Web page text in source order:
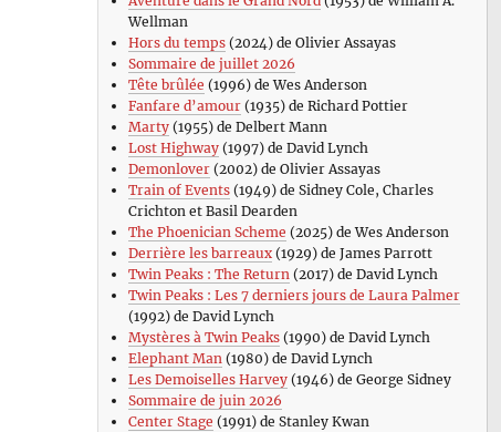
Wellman
Hors du temps(2024) de Olivier Assayas
Sommaire de juillet 2026
Tête brûlée (1996) de Wes Anderson
Fanfare d’amour(1935) de Richard Pottier
Marty(1955) de Delbert Mann
Lost Highway(1997) de David Lynch
Demonlover(2002) de Olivier Assayas
Train of Events(1949) de Sidney Cole, Charles
Crichton et Basil Dearden
The Phoenician Scheme (2025) de Wes Anderson
Derrière les barreaux(1929) de James Parrott
Twin Peaks : The Return(2017) de David Lynch
Twin Peaks : Les 7 derniers jours de Laura Palmer
(1992) de David Lynch
Mystères à Twin Peaks(1990) de David Lynch
Elephant Man(1980) de David Lynch
Les Demoiselles Harvey(1946) de George Sidney
Sommaire de juin 2026
Center Stage (1991) de Stanley Kwan